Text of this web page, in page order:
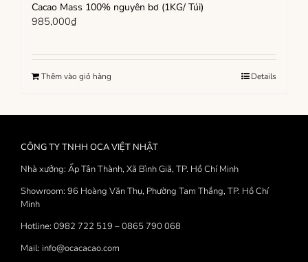
Cacao Mass 100% nguyên bơ (1KG/ Túi)
985,000₫
Thêm vào giỏ hàng Details
CÔNG TY TNHH OCA VIỆT NHẬT
Nhà xưởng: Ấp Tân Thành, Xã Bình Giã, TP. Hồ Chí Minh
Showroom: 96 Hoàng Văn Thụ, Phường Tam Thắng, TP. Hồ Chí
Minh
Hotline: 0982 722 519 – 0865 790 068
Mail: info@ocacacao.com